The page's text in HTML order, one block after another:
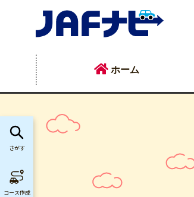
ホーム
さがす
コース作成